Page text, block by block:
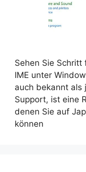
Sehen Sie
IME unter
auch bekannt als
Support, ist eine
denen Sie auf
können